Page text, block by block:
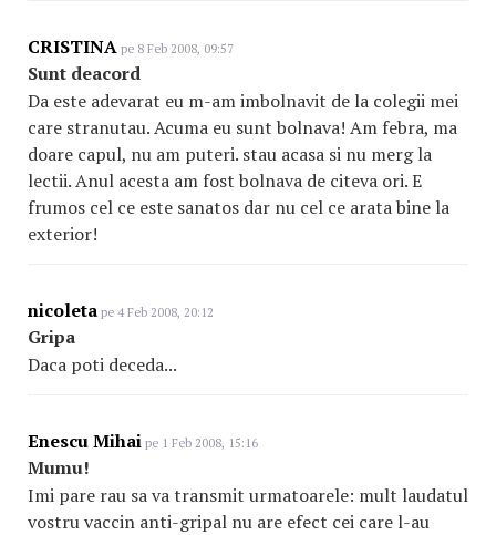
CRISTINA pe 8 Feb 2008, 09:57
Sunt deacord
Da este adevarat eu m-am imbolnavit de la colegii mei
care stranutau. Acuma eu sunt bolnava! Am febra, ma
doare capul, nu am puteri. stau acasa si nu merg la
lectii. Anul acesta am fost bolnava de citeva ori. E
frumos cel ce este sanatos dar nu cel ce arata bine la
exterior!
nicoleta pe 4 Feb 2008, 20:12
Gripa
Daca poti deceda...
Enescu Mihai pe 1 Feb 2008, 15:16
Mumu!
Imi pare rau sa va transmit urmatoarele: mult laudatul
vostru vaccin anti-gripal nu are efect cei care l-au